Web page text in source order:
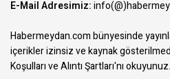
E-Mail Adresimiz:
Habermeydan.com bünyesinde
içerikler izinsiz ve kaynak
Koşulları ve Alıntı Şartları'nı okuyunuz.